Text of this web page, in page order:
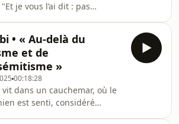
je vous l’ai dit : pas
Pèse-Nerfs."Lecture par ®
sans production "Toute
est de la cochonnerie.Les
sortent du vague pour
de préciser quoi que ce soit
se passe dans leur pensée,
cochons.Toute la gent
• « Au-delà du
et de
»
00:18:28
vit dans un cauchemar, où le
est senti, considéré